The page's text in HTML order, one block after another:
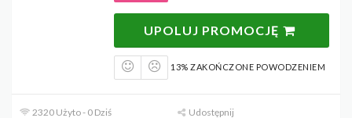
UPOLUJ PROMOCJĘ
13% ZAKOŃCZONE POWODZENIEM
2320 Użyto - 0 Dziś
Udostępnij